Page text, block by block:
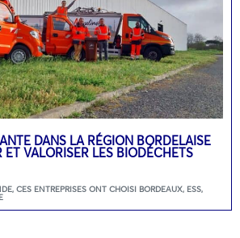
DANS LA RÉGION BORDELAISE
ET VALORISER LES BIODÉCHETS
, CES ENTREPRISES ONT CHOISI BORDEAUX, ESS,